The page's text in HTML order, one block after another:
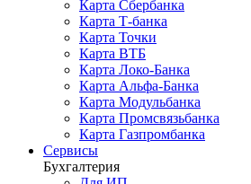
Карта Сбербанка
Карта Т-банка
Карта Точки
Карта ВТБ
Карта Локо-Банка
Карта Альфа-Банка
Карта Модульбанка
Карта Промсвязьбанка
Карта Газпромбанка
Сервисы
Бухгалтерия